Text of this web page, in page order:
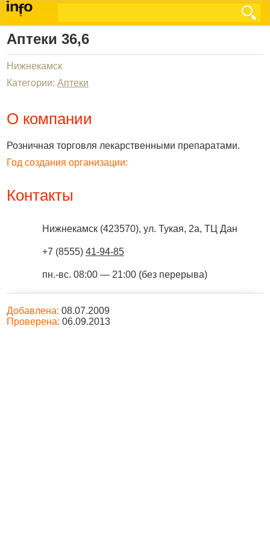
Аптеки 36,6
Нижнекамск
Категории: Аптеки
О компании
Розничная торговля лекарственными препаратами.
Год создания организации:
Контакты
Нижнекамск (423570), ул. Тукая, 2а, ТЦ Дан
+7 (8555) 41-94-85
пн.-вс. 08:00 — 21:00 (без перерыва)
Добавлена: 08.07.2009
Проверена: 06.09.2013